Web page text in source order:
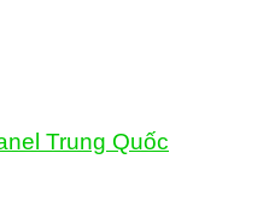
Trung Quốc